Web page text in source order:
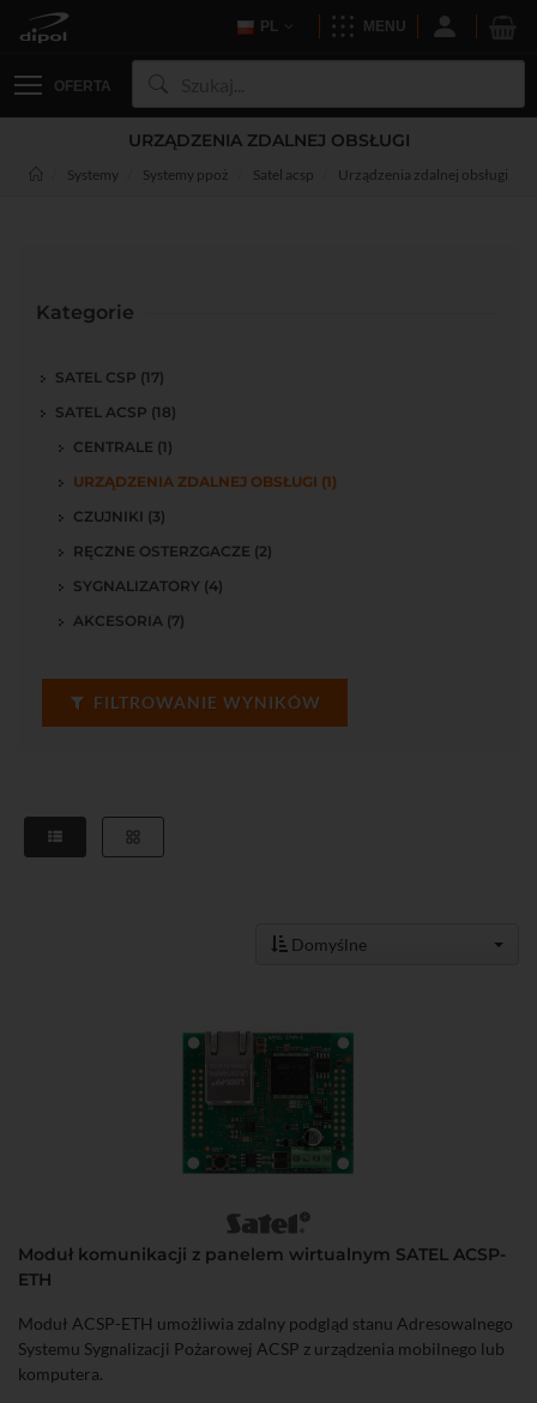
PL MENU
OFERTA
URZĄDZENIA ZDALNEJ OBSŁUGI
Systemy Systemy ppoż Satel acsp Urządzenia zdalnej obsługi
Kategorie
SATEL CSP (17)
SATEL ACSP (18)
CENTRALE (1)
URZĄDZENIA ZDALNEJ OBSŁUGI (1)
CZUJNIKI (3)
RĘCZNE OSTERZGACZE (2)
SYGNALIZATORY (4)
AKCESORIA (7)
FILTROWANIE WYNIKÓW
Domyślne
Moduł komunikacji z panelem wirtualnym SATEL ACSP-
ETH
Moduł ACSP-ETH umożliwia zdalny podgląd stanu Adresowalnego
Systemu Sygnalizacji Pożarowej ACSP z urządzenia mobilnego lub
komputera.